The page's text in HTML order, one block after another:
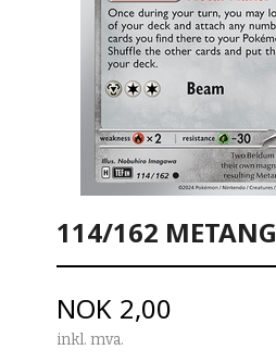
114/162 METANG
Pris
NOK 2,00
inkl. mva.